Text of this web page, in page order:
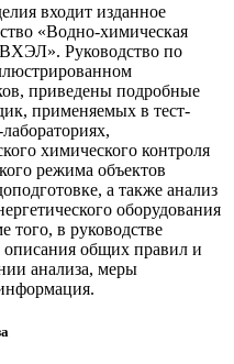
входит изданное
«Водно-химическая
Руководство по
приведены подробные
применяемых в тест-
химического контроля
режима объектов
а также анализ
оборудования
того, в руководстве
общих правил и
анализа, меры